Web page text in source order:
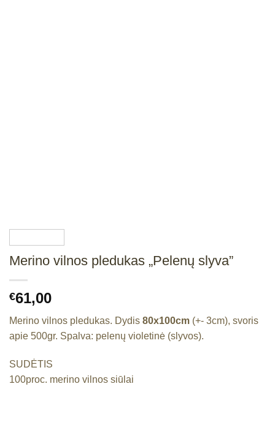
Merino vilnos pledukas „Pelenų slyva”
€61,00
Merino vilnos pledukas. Dydis 80x100cm (+- 3cm), svoris
apie 500gr. Spalva: pelenų violetinė (slyvos).
SUDĖTIS
100proc. merino vilnos siūlai